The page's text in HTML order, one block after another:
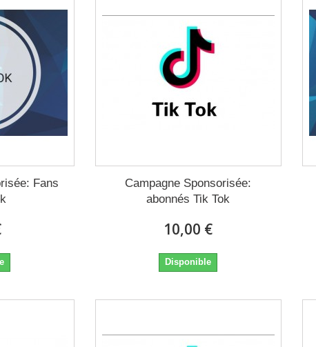
Fans
Campagne Sponsorisée:
abonnés Tik Tok
10,00 €
Disponible